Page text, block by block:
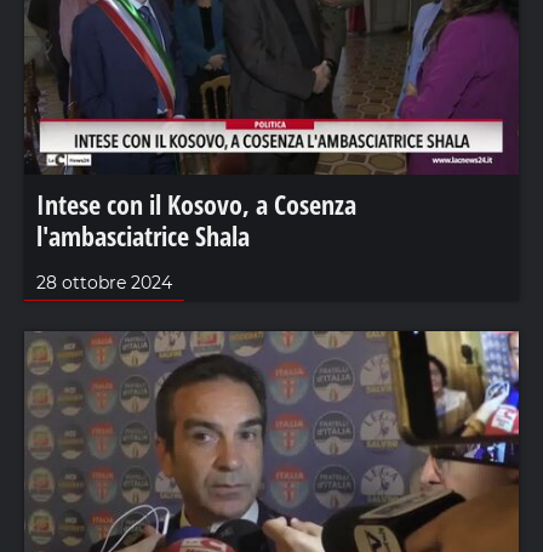
Intese con il Kosovo, a Cosenza
l'ambasciatrice Shala
28 ottobre 2024